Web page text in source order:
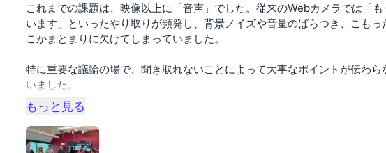
これまでの課題は、映像以上に「音声」でした。従来のWebカメラでは「
います」といったやり取りが頻発し、背景ノイズや音量のばらつき、こも
こかまとまりに欠けてしまっていました。
特に重要な議論の場で、聞き取れないことによって大事なポイントが伝わ
いました。
Nearity V30Sを導入して、その状況は一変しました。
最初の会議から違いは明確でした。音声は非常にクリアでバランスが良く、
もっと見る